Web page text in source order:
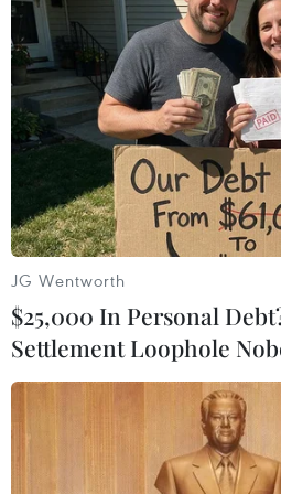
Trong bức thư Mỹ gửi đến
AP có được, Washington
hạt nhân đầu tiên là Mỹ,
và Pháp - cùng với các
đều nhất trí phản đối
của hiệp ước này.
Beatrice Fihn, chủ nhân
năm 2017 tiết lộ với AP
nguồn tin ngoại giao đã
thư của Mỹ đề nghị họ rút
quy trình kiểm tra và giải
và rất nguy hiểm” với Hiệp
hạt nhân đã có tuổi đời một
JG Wentworth
$25,000 In Personal
Settlement Loophole